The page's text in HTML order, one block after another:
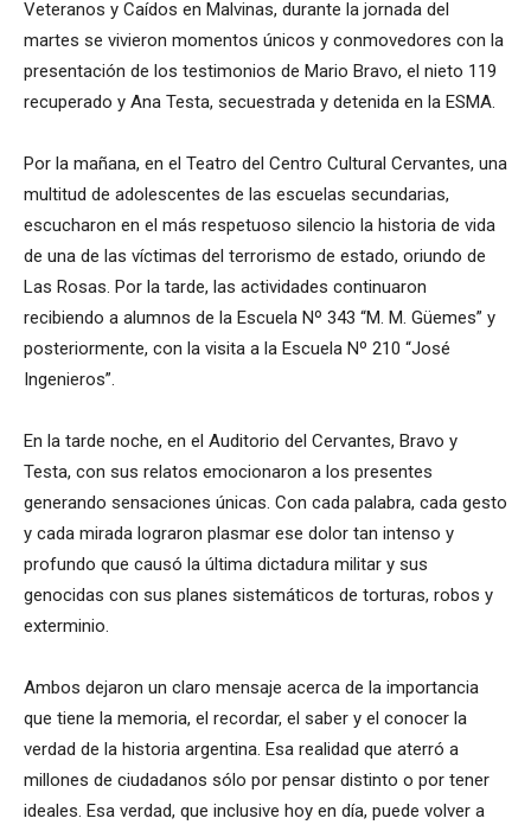
Veteranos y Caídos en Malvinas, durante la jornada del
martes se vivieron momentos únicos y conmovedores con la
presentación de los testimonios de Mario Bravo, el nieto 119
recuperado y Ana Testa, secuestrada y detenida en la ESMA.
Por la mañana, en el Teatro del Centro Cultural Cervantes, una
multitud de adolescentes de las escuelas secundarias,
escucharon en el más respetuoso silencio la historia de vida
de una de las víctimas del terrorismo de estado, oriundo de
Las Rosas. Por la tarde, las actividades continuaron
recibiendo a alumnos de la Escuela Nº 343 “M. M. Güemes” y
posteriormente, con la visita a la Escuela Nº 210 “José
Ingenieros”.
En la tarde noche, en el Auditorio del Cervantes, Bravo y
Testa, con sus relatos emocionaron a los presentes
generando sensaciones únicas. Con cada palabra, cada gesto
y cada mirada lograron plasmar ese dolor tan intenso y
profundo que causó la última dictadura militar y sus
genocidas con sus planes sistemáticos de torturas, robos y
exterminio.
Ambos dejaron un claro mensaje acerca de la importancia
que tiene la memoria, el recordar, el saber y el conocer la
verdad de la historia argentina. Esa realidad que aterró a
millones de ciudadanos sólo por pensar distinto o por tener
ideales. Esa verdad, que inclusive hoy en día, puede volver a